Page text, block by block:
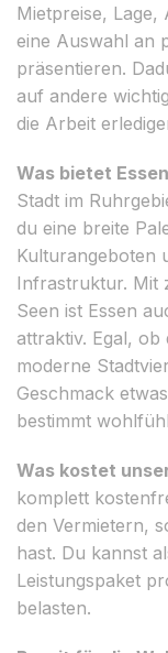
Mietpreise, Lage,
eine Auswahl an
präsentieren.
auf andere
die Arbeit
Was bietet
Stadt im
du eine breite
Kulturangeboten
Infrastruktur. Mit
Seen ist Essen
attraktiv. Egal,
moderne
Geschmack
bestimmt
Was kostet
komplett
den Vermietern,
hast. Du kannst
Leistungspaket
belasten.